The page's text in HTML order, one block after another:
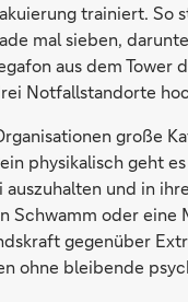
trainiert. So
mal sieben,
aus dem
Notfallstandorte
große
physikalisch geht
und in
Schwamm oder
gegenüber
ohne bleibende